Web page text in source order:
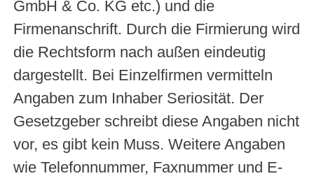
GmbH & Co. KG etc.) und die
Firmenanschrift. Durch die Firmierung wird
die Rechtsform nach außen eindeutig
dargestellt. Bei Einzelfirmen vermitteln
Angaben zum Inhaber Seriosität. Der
Gesetzgeber schreibt diese Angaben nicht
vor, es gibt kein Muss. Weitere Angaben
wie Telefonnummer, Faxnummer und E-